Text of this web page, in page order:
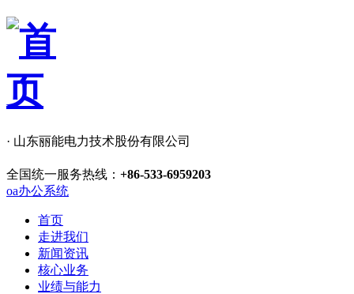
· 山东丽能电力技术股份有限公司
全国统一服务热线： +86-533-6959203
oa办公系统
首页
走进我们
新闻资讯
核心业务
业绩与能力